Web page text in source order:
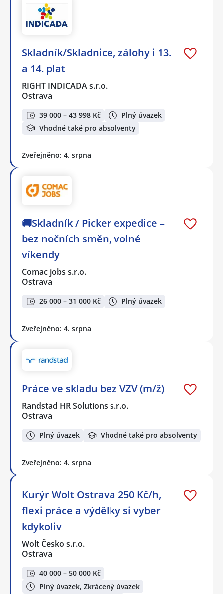
Skladník/Skladnice, zálohy i 13.
a 14. plat
RIGHT INDICADA s.r.o.
Ostrava
39 000 – 43 998 Kč
Plný úvazek
Vhodné také pro absolventy
Zveřejněno: 4. srpna
🚚Skladník / Picker expedice –
bez nočních směn, volné
víkendy
Comac jobs s.r.o.
Ostrava
26 000 – 31 000 Kč Plný úvazek
Zveřejněno: 4. srpna
Práce ve skladu bez VZV (m/ž)
Randstad HR Solutions s.r.o.
Ostrava
Plný úvazek Vhodné také pro absolventy
Zveřejněno: 4. srpna
Kurýr Wolt Ostrava 250 Kč/h,
flexi práce a výdělky si vyber
kdykoliv
Wolt Česko s.r.o.
Ostrava
40 000 – 50 000 Kč
Plný úvazek, Zkrácený úvazek